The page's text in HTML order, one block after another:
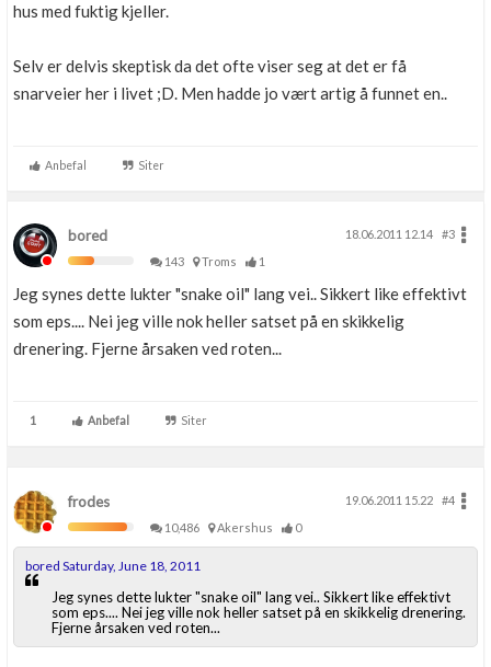
hus med fuktig kjeller.
Selv er delvis skeptisk da det ofte viser seg at det er få
snarveier her i livet ;D. Men hadde jo vært artig å funnet en..
Anbefal Siter
bored 18.06.2011 12.14
#3
143
Troms 1
Jeg synes dette lukter "snake oil" lang vei.. Sikkert like effektivt
som eps.... Nei jeg ville nok heller satset på en skikkelig
drenering. Fjerne årsaken ved roten...
1 Anbefal Siter
frodes 19.06.2011 15.22
#4
10,486
Akershus 0
bored Saturday, June 18, 2011
Jeg synes dette lukter "snake oil" lang vei.. Sikkert like effektivt
som eps.... Nei jeg ville nok heller satset på en skikkelig drenering.
Fjerne årsaken ved roten...